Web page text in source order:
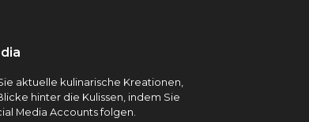
aktuelle kulinarische Kreationen,
hinter die Kulissen, indem Sie
Media Accounts folgen.